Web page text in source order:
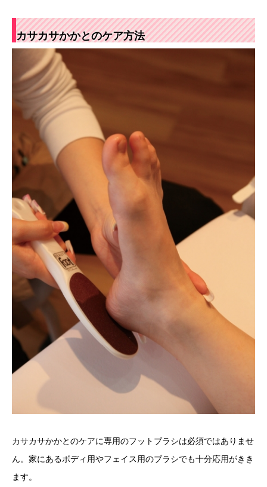
カサカサかかとのケア方法
カサカサかかとのケアに専用のフットブラシは必須ではありませ
ん。家にあるボディ用やフェイス用のブラシでも十分応用がきき
ます。